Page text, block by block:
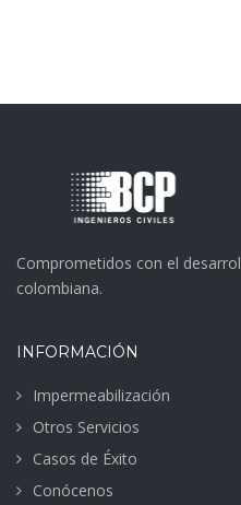
Comprometidos con el
colombiana.
INFORMACIÓN
Impermeabilización
Otros Servicios
Casos de Éxito
Conócenos